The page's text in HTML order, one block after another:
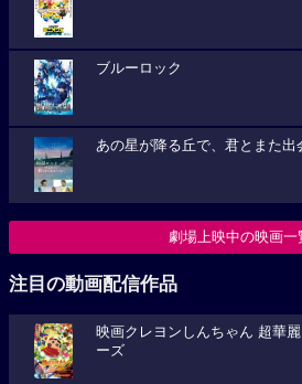
ブルーロック
あの星が降る丘で、君とまた出
劇場上映中の映画一
注目の動画配信作品
映画クレヨンしんちゃん 超華
ーズ